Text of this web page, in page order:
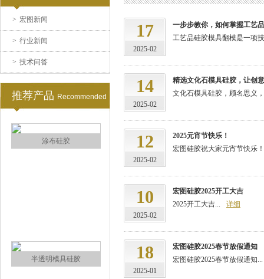
> 宏图新闻
> 行业新闻
> 技术问答
推荐产品 Recommended
17
2025-02
一步步教你，如何掌握工艺
工艺品硅胶模具翻模是一项
14
2025-02
精选文化石模具硅胶，让创
文化石模具硅胶，顾名思义
12
2025-02
2025元宵节快乐！
宏图硅胶祝大家元宵节快乐
10
2025-02
宏图硅胶2025开工大吉
2025开工大吉...
详细
18
2025-01
宏图硅胶2025春节放假通知
宏图硅胶2025春节放假通知...